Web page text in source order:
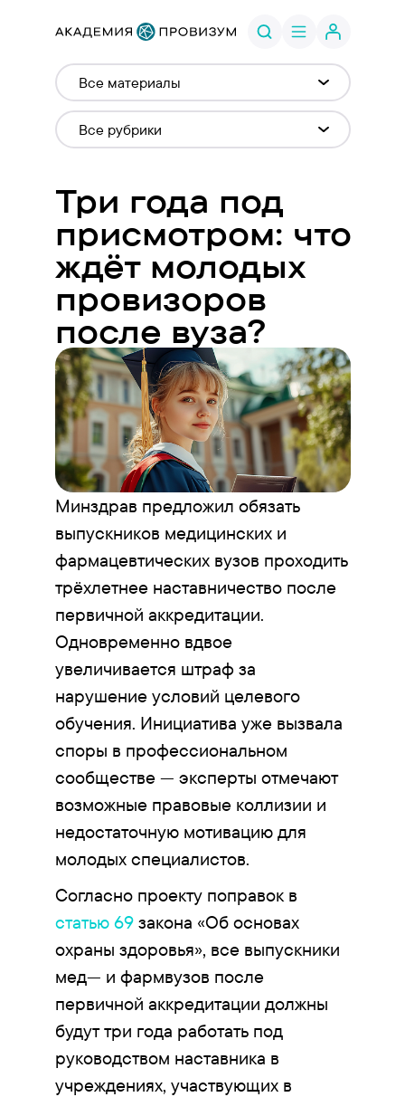
Три года под
присмотром: что
ждёт молодых
провизоров
после вуза?
Минздрав предложил обязать
выпускников медицинских и
фармацевтических вузов проходить
трёхлетнее наставничество после
первичной аккредитации.
Одновременно вдвое
увеличивается штраф за
нарушение условий целевого
обучения. Инициатива уже вызвала
споры в профессиональном
сообществе — эксперты отмечают
возможные правовые коллизии и
недостаточную мотивацию для
молодых специалистов.
Согласно проекту поправок в
статью 69закона «Об основах
охраны здоровья», все выпускники
мед— и фармвузов после
первичной аккредитации должны
будут три года работать под
руководством наставника в
учреждениях, участвующих в